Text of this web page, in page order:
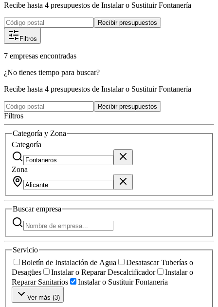
Recibe hasta 4 presupuestos de Instalar o Sustituir Fontanería
Recibir presupuestos
Filtros
7 empresas encontradas
¿No tienes tiempo para buscar?
Recibe hasta 4 presupuestos de Instalar o Sustituir Fontanería
Recibir presupuestos
Filtros
Categoría y Zona
Categoría
Zona
Buscarempresa
Servicio
Boletín de Instalación de Agua
Desatascar Tuberías o
Desagües
Instalar o Reparar Descalcificador
Instalar o
Reparar Sanitarios
Instalar o Sustituir Fontanería
Ver más (3)